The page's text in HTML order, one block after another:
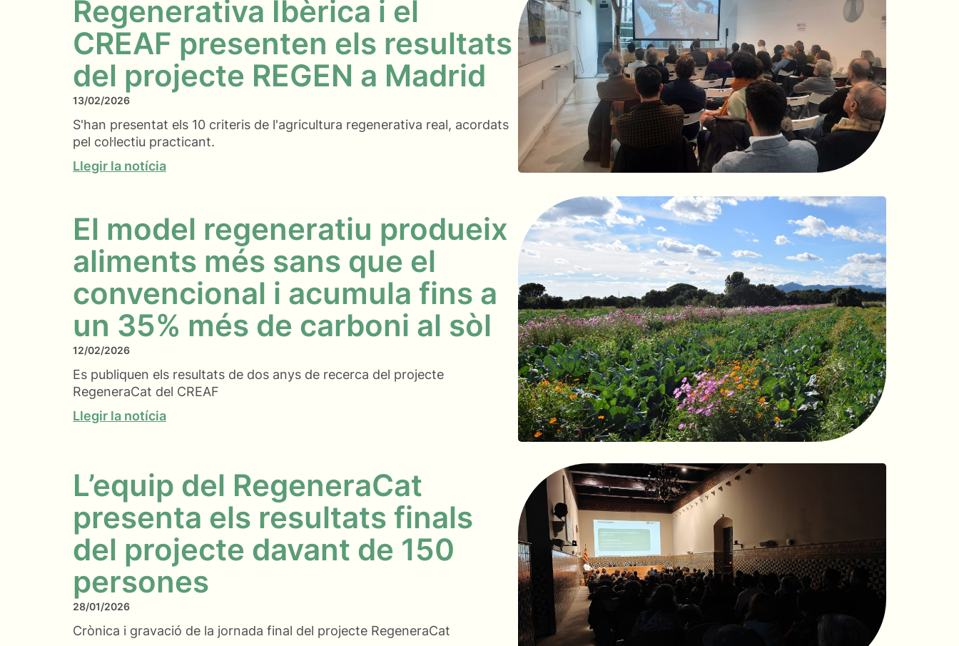
Regenerativa Ibèrica i el
CREAF presenten els resultats
del projecte REGEN a Madrid
13/02/2026
S'han presentat els 10 criteris de l'agricultura regenerativa real, acordats
pel col·lectiu practicant.
Llegir la notícia
El model regeneratiu produeix
aliments més sans que el
convencional i acumula fins a
un 35% més de carboni al sòl
12/02/2026
Es publiquen els resultats de dos anys de recerca del projecte
RegeneraCat del CREAF
Llegir la notícia
L’equip del RegeneraCat
presenta els resultats finals
del projecte davant de 150
persones
28/01/2026
Crònica i gravació de la jornada final del projecte RegeneraCat